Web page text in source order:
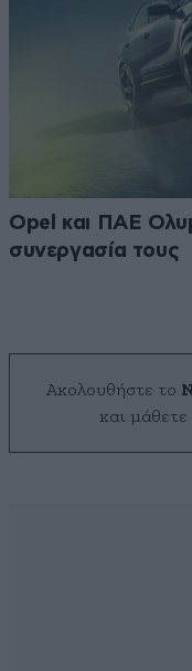
Opel και ΠΑΕ
συνεργασία τους
Ακολουθήστε το
και μάθετε